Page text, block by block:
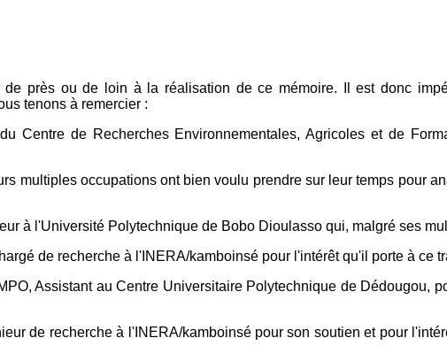
de près ou de loin à la réalisation de ce mémoire. Il est donc
tenons à remercier :
Centre de Recherches Environnementales, Agricoles et de
multiples occupations ont bien voulu prendre sur leur temps pour
à l'Université Polytechnique de Bobo Dioulasso qui, malgré ses
de recherche à l'INERA/kamboinsé pour l'intérêt qu'il porte à ce
Assistant au Centre Universitaire Polytechnique de Dédougou,
de recherche à l'INERA/kamboinsé pour son soutien et pour